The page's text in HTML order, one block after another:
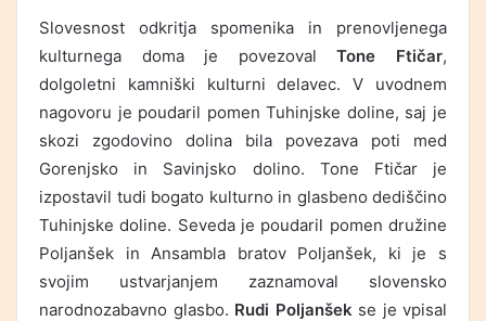
Slovesnost odkritja spomenika in prenovljenega
kulturnega doma je povezovalTone Ftičar,
dolgoletni kamniški kulturni delavec. V uvodnem
nagovoru je poudaril pomen Tuhinjske doline, saj je
skozi zgodovino dolina bila povezava poti med
Gorenjsko in Savinjsko dolino. Tone Ftičar je
izpostavil tudi bogato kulturno in glasbeno dediščino
Tuhinjske doline. Seveda je poudaril pomen družine
Poljanšek in Ansambla bratov Poljanšek, ki je s
svojim ustvarjanjem zaznamoval slovensko
narodnozabavno glasbo. Rudi Poljanšekse je vpisal